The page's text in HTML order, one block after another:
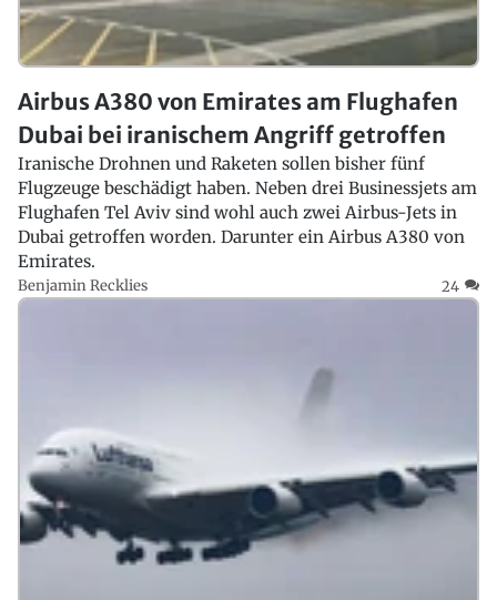
Airbus A380 von Emirates am Flughafen
Dubai bei iranischem Angriff getroffen
Iranische Drohnen und Raketen sollen bisher fünf
Flugzeuge beschädigt haben. Neben drei Businessjets am
Flughafen Tel Aviv sind wohl auch zwei Airbus-Jets in
Dubai getroffen worden. Darunter ein Airbus A380 von
Emirates.
Benjamin Recklies 24